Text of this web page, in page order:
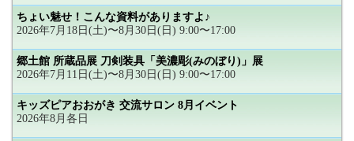
ちょい魅せ！こんな資料がありますよ♪
2026年7月18日(土)〜8月30日(日) 9:00〜17:00
郷土館 所蔵品展 刀剣装具「美濃彫(みのぼり)」展
2026年7月11日(土)〜8月30日(日) 9:00〜17:00
キッズピアおおがき 交流サロン 8月イベント
2026年8月各日